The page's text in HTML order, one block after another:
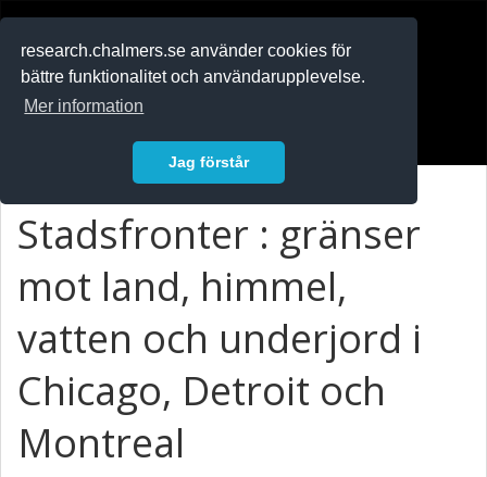
research.chalmers.se använder cookies för
bättre funktionalitet och användarupplevelse.
Mer information
Jag förstår
Stadsfronter : gränser
mot land, himmel,
vatten och underjord i
Chicago, Detroit och
Montreal